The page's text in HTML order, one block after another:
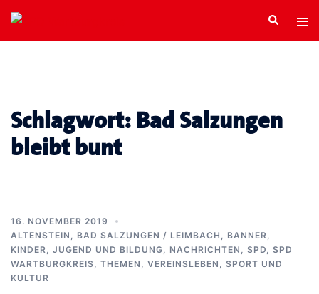
Zum
Inhalt
springen
Search
Schlagwort: Bad Salzungen
bleibt bunt
16. NOVEMBER 2019
ALTENSTEIN
BAD SALZUNGEN / LEIMBACH BANNER
KINDER, JUGEND UND BILDUNG
NACHRICHTEN SPD
SPD
WARTBURGKREIS
THEMEN
VEREINSLEBEN, SPORT UND
KULTUR